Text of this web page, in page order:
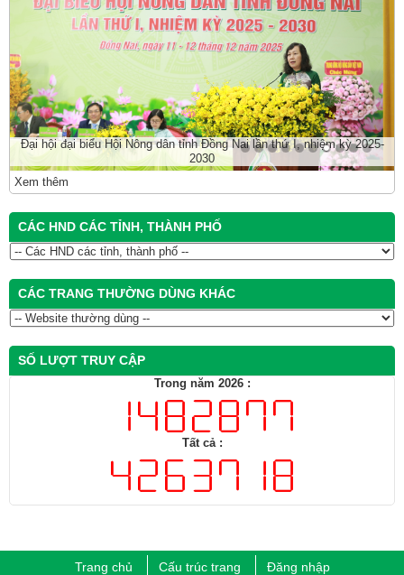
Đại hội đại biểu Hội Nông dân tỉnh Đồng Nai lần thứ I, nhiệm kỳ 2025-
2030
Xem thêm
CÁC HND CÁC TỈNH, THÀNH PHỐ
CÁC TRANG THƯỜNG DÙNG KHÁC
SỐ LƯỢT TRUY CẬP
Trong năm 2026 :
Tất cả :
Trang chủ Cấu trúc trang Đăng nhập